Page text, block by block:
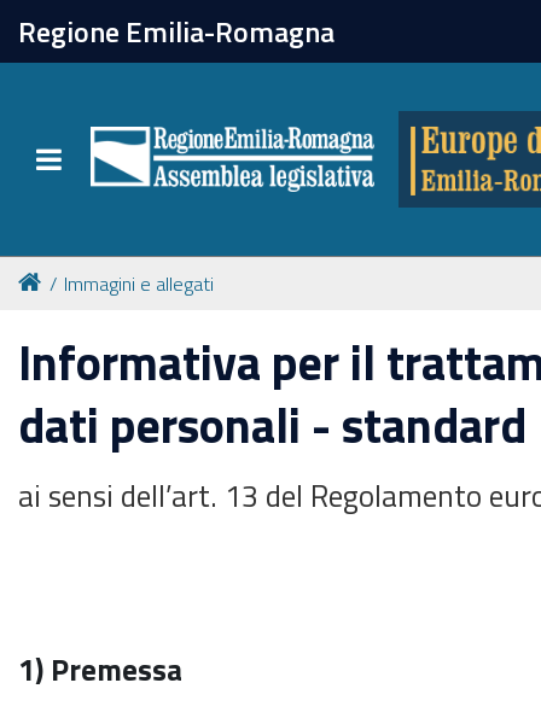
Regione Emilia-Romagna
Toggle navigation
chiudi
Attività
Formazione
Eventi
Tutte le notizie
Newsletter
Immagini e allegati
Informativa per il
dati personali - standard
ai sensi dell’art. 13 del Regolamento
1) Premessa